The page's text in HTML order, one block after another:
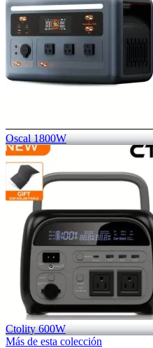
Oscal 1800W
Ctolity 600W
Más de esta colección